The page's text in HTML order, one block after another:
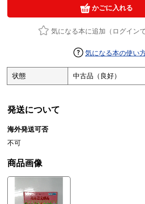
かごに入れる
気になる本に追加（ログイン
気になる本の使い
状態 中古品（良好）
発送について
海外発送可否
不可
商品画像